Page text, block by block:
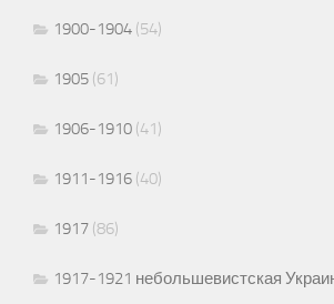
1900-1904 (54)
1905 (61)
1906-1910 (41)
1911-1916 (40)
1917 (86)
1917-1921 небольшевистская